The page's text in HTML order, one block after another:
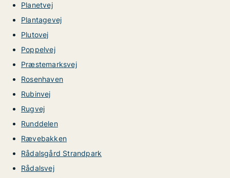
Planetvej
Plantagevej
Plutovej
Poppelvej
Præstemarksvej
Rosenhaven
Rubinvej
Rugvej
Runddelen
Rævebakken
Rådalsgård Strandpark
Rådalsvej